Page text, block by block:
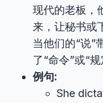
现代的老板，
来，让秘书或
当他们的“说”
了“命令”或“规
例句:
She